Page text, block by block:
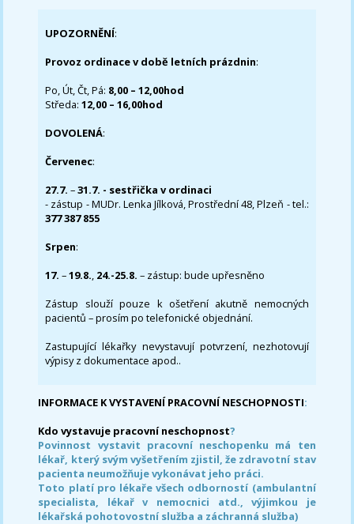
UPOZORNĚNÍ:
Provoz ordinace v době letních prázdnin:
Po, Út, Čt, Pá: 8,00 – 12,00hod
Středa:12,00 – 16,00hod
DOVOLENÁ:
Červenec:
27.7.–31.7. - sestřička v ordinaci
- zástup - MUDr. Lenka Jílková, Prostřední 48, Plzeň - tel.:
377 387 855
Srpen:
17. –19.8., 24.-25.8. – zástup: bude upřesněno
Zástup slouží pouze k ošetření akutně nemocných
pacientů – prosím po telefonické objednání.
Zastupující lékařky nevystavují potvrzení, nezhotovují
výpisy z dokumentace apod..
INFORMACE K VYSTAVENÍ PRACOVNÍ NESCHOPNOSTI:
Kdo vystavuje pracovní neschopnost?
Povinnost vystavit pracovní neschopenku má ten
lékař, který svým vyšetřením zjistil, že zdravotní stav
pacienta neumožňuje vykonávat jeho práci.
Toto platí pro lékaře všech odborností (ambulantní
specialista, lékař v nemocnici atd., výjimkou je
lékařská pohotovostní služba a záchranná služba)